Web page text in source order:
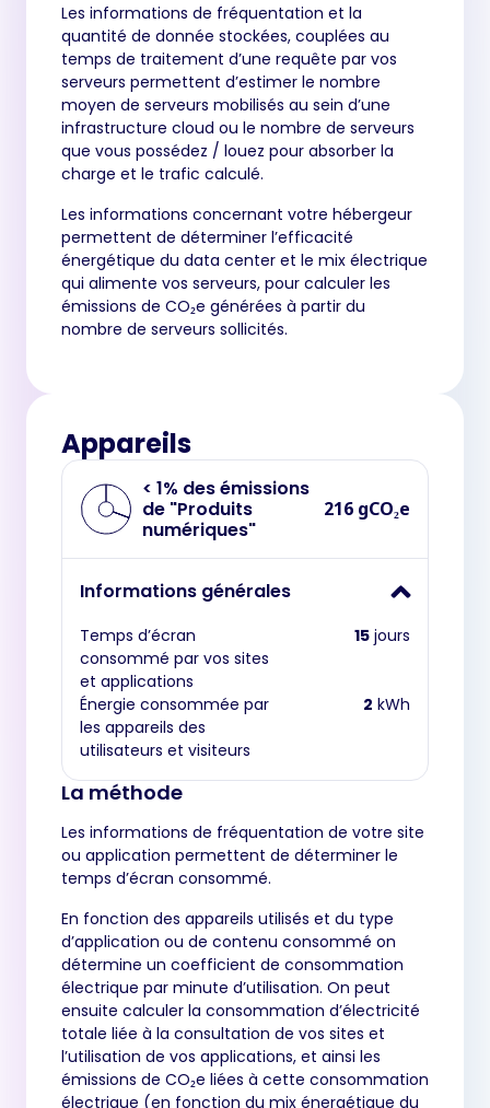
Les informations de fréquentation et la
quantité de donnée stockées, couplées au
temps de traitement d’une requête par vos
serveurs permettent d’estimer le nombre
moyen de serveurs mobilisés au sein d’une
infrastructure cloud ou le nombre de serveurs
que vous possédez / louez pour absorber la
charge et le trafic calculé.
Les informations concernant votre hébergeur
permettent de déterminer l’efficacité
énergétique du data center et le mix électrique
qui alimente vos serveurs, pour calculer les
émissions de CO₂e générées à partir du
nombre de serveurs sollicités.
Appareils
< 1% des émissions
de "Produits
numériques"
216 gCO₂e
Informations générales
Temps d’écran
consommé par vos sites
et applications
15 jours
Énergie consommée par
les appareils des
utilisateurs et visiteurs
2 kWh
La méthode
Les informations de fréquentation de votre site
ou application permettent de déterminer le
temps d’écran consommé.
En fonction des appareils utilisés et du type
d’application ou de contenu consommé on
détermine un coefficient de consommation
électrique par minute d’utilisation. On peut
ensuite calculer la consommation d’électricité
totale liée à la consultation de vos sites et
l’utilisation de vos applications, et ainsi les
émissions de CO₂e liées à cette consommation
électrique (en fonction du mix énergétique du